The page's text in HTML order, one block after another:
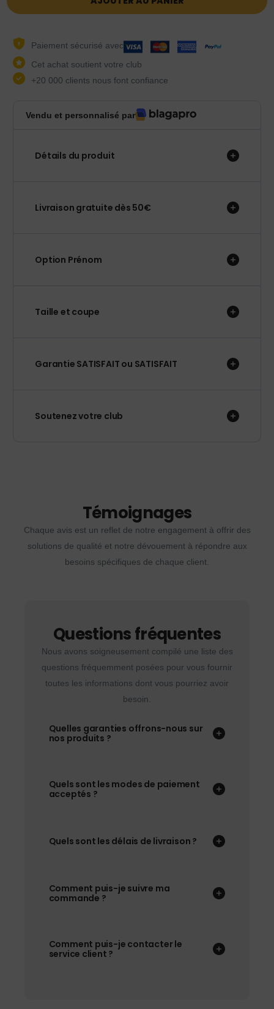
Paiement sécurisé avec
Cet achat soutient votre club
+20 000 clients nous font confiance
Vendu et personnalisé par
Détails du produit
Livraison gratuite dès 50€
Option Prénom
Taille et coupe
Garantie SATISFAIT ou SATISFAIT
Soutenez votre club
Témoignages
Chaque avis est un reflet de notre engagement à offrir des
solutions de qualité et notre dévouement à répondre aux
besoins spécifiques de chaque client.
Questions fréquentes
Nous avons soigneusement compilé une liste des
questions fréquemment posées pour vous fournir
toutes les informations dont vous pourriez avoir
besoin.
Quelles garanties offrons-nous sur
nos produits ?
Quels sont les modes de paiement
acceptés ?
Quels sont les délais de livraison ?
Comment puis-je suivre ma
commande ?
Comment puis-je contacter le
service client ?